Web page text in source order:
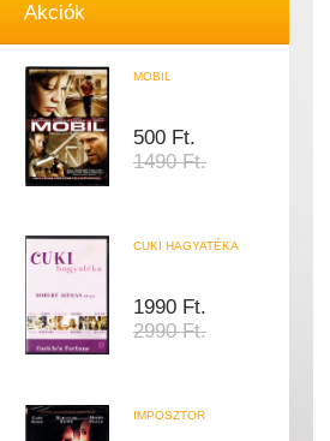
Akciók
MOBIL
500 Ft.
1490 Ft.
CUKI HAGYATÉKA
1990 Ft.
2990 Ft.
IMPOSZTOR